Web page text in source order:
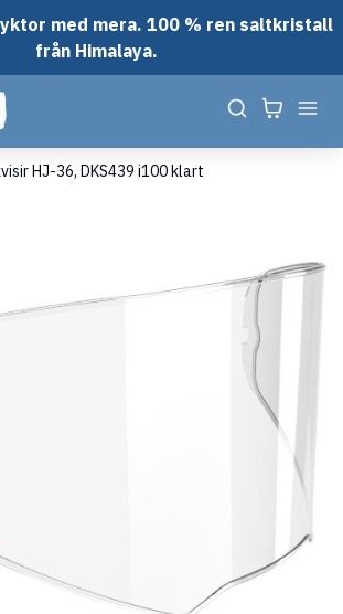
med mera. 100 % ren saltkristall
från Himalaya.
HJ-36, DKS439 i100 klart